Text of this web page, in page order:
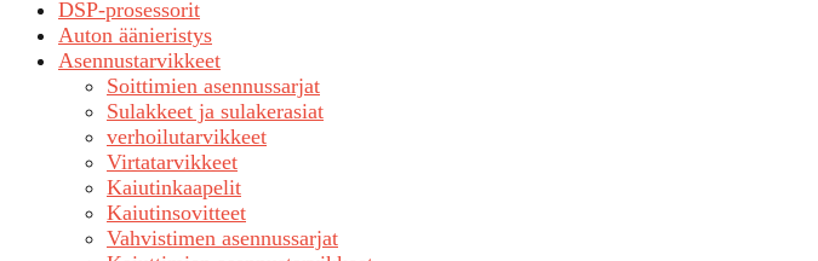
DSP-prosessorit
Auton äänieristys
Asennustarvikkeet
Soittimien asennussarjat
Sulakkeet ja sulakerasiat
verhoilutarvikkeet
Virtatarvikkeet
Kaiutinkaapelit
Kaiutinsovitteet
Vahvistimen asennussarjat